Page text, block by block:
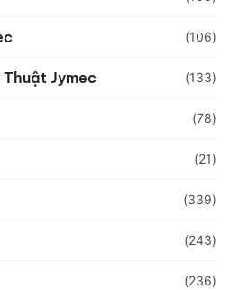
(106)
Thuật Jymec (133)
(78)
(21)
(339)
(243)
(236)